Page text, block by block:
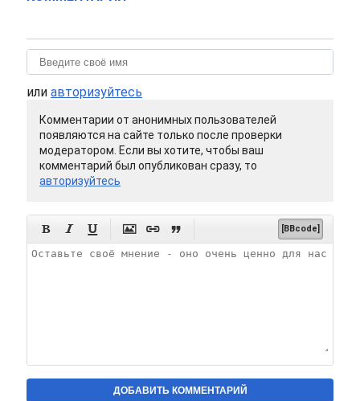
или авторизуйтесь
Комментарии от анонимных пользователей
появляются на сайте только после проверки
модератором. Если вы хотите, чтобы ваш
комментарий был опубликован сразу, то
авторизуйтесь
      [BBcode]